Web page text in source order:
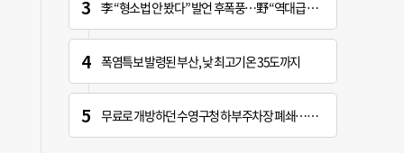
李 “형소법 안 봤다” 발언 후폭풍…野 “역대급 망언”
폭염특보 발령된 부산, 낮 최고기온 35도까지
무료로 개방하던 수영구청 하부주차장 폐쇄…주차난 우려